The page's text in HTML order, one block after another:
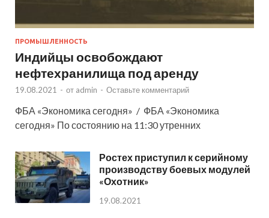
ПРОМЫШЛЕННОСТЬ
Индийцы освобождают
нефтехранилища под аренду
19.08.2021 - от admin - Оставьте комментарий
ФБА «Экономика сегодня» / ФБА «Экономика
сегодня» По состоянию на 11:30 утренних
Ростех приступил к серийному
производству боевых модулей
«Охотник»
19.08.2021